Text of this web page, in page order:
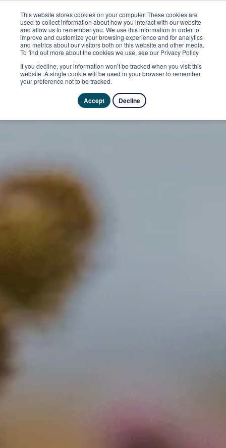
This website stores cookies on your computer. These cookies are
used to collect information about how you interact with our website
and allow us to remember you. We use this information in order to
improve and customize your browsing experience and for analytics
and metrics about our visitors both on this website and other media.
To find out more about the cookies we use, see our Privacy Policy
If you decline, your information won’t be tracked when you visit this
website. A single cookie will be used in your browser to remember
your preference not to be tracked.
Accept Decline